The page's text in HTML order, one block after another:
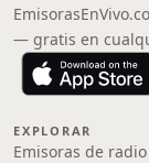
— gratis en
EXPLORAR
Emisoras de radio